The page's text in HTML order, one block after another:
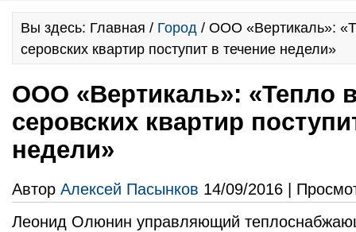
Вы здесь: Главная / Город / ООО «Вертикаль»:
серовских квартир поступит в течение недели»
ООО «Вертикаль»: «Тепло
серовских квартир
недели»
Автор Алексей Пасынков 14/09/2016 |
Леонид Олюнин управляющий